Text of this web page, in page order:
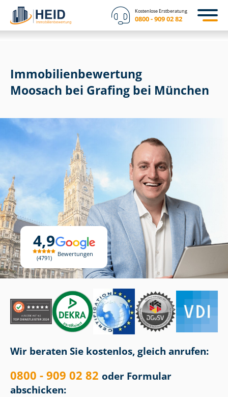
Kostenlose Erstberatung
0800 - 909 02 82
4,9
4791
Bewertungen
Immobilien­bewertung
Moosach bei Grafing bei München
Wir beraten Sie kostenlos, gleich anrufen:
0800 - 909 02 82 oder Formular
abschicken: